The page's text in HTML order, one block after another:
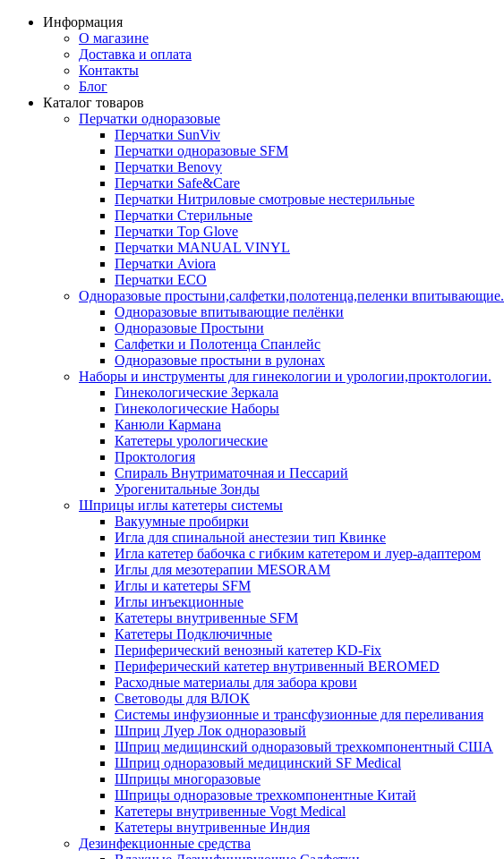
Информация
О магазине
Доставка и оплата
Контакты
Блог
Каталог товаров
Перчатки одноразовые
Перчатки SunViv
Перчатки одноразовые SFM
Перчатки Benovy
Перчатки Safe&Care
Перчатки Нитриловые смотровые нестерильные
Перчатки Стерильные
Перчатки Top Glove
Перчатки MANUAL VINYL
Перчатки Aviora
Перчатки ECO
Одноразовые простыни,салфетки,полотенца,пеленки впитывающие.
Одноразовые впитывающие пелёнки
Одноразовые Простыни
Салфетки и Полотенца Спанлейс
Одноразовые простыни в рулонах
Наборы и инструменты для гинекологии и урологии,проктологии.
Гинекологические Зеркала
Гинекологические Наборы
Канюли Кармана
Катетеры урологические
Проктология
Спираль Внутриматочная и Пессарий
Урогенитальные Зонды
Шприцы иглы катетеры системы
Вакуумные пробирки
Игла для спинальной анестезии тип Квинке
Игла катетер бабочка с гибким катетером и луер-адаптером
Иглы для мезотерапии MESORAM
Иглы и катетеры SFM
Иглы инъекционные
Катетеры внутривенные SFM
Катетеры Подключичные
Периферический венозный катетер KD-Fix
Периферический катетер внутривенный BEROMED
Расходные материалы для забора крови
Световоды для ВЛОК
Системы инфузионные и трансфузионные для переливания
Шприц Луер Лок одноразовый
Шприц медицинский одноразовый трехкомпонентный США
Шприц одноразовый медицинский SF Medical
Шприцы многоразовые
Шприцы одноразовые трехкомпонентные Kитай
Катетеры внутривенные Vogt Medical
Катетеры внутривенные Индия
Дезинфекционные средства